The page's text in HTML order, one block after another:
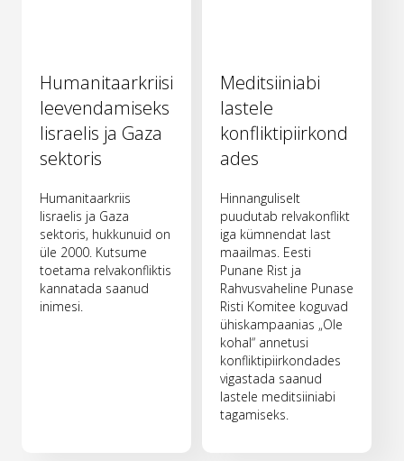
Humanitaarkriisi
leevendamiseks
Iisraelis ja Gaza
sektoris
Humanitaarkriis
Iisraelis ja Gaza
sektoris, hukkunuid on
üle 2000. Kutsume
toetama relvakonfliktis
kannatada saanud
inimesi.
Meditsiiniabi
lastele
konfliktipiirkond
ades
Hinnanguliselt
puudutab relvakonflikt
iga kümnendat last
maailmas. Eesti
Punane Rist ja
Rahvusvaheline Punase
Risti Komitee koguvad
ühiskampaanias „Ole
kohal“ annetusi
konfliktipiirkondades
vigastada saanud
lastele meditsiiniabi
tagamiseks.